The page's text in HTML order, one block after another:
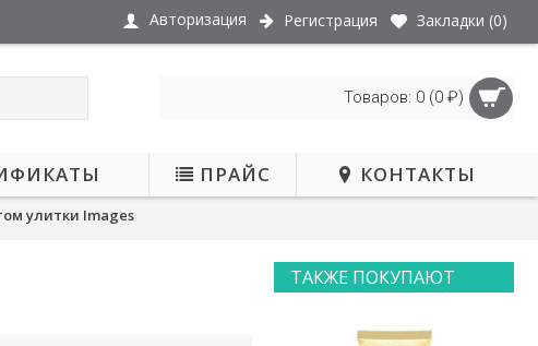
Авторизация Регистрация Закладки (0)
Товаров: 0 (0 ₽)
ПРАЙС КОНТАКТЫ
улитки Images
ТАКЖЕ ПОКУПАЮТ